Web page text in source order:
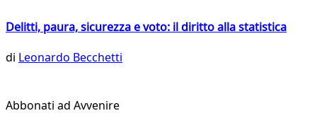
Delitti, paura, sicurezza e voto: il diritto alla statistica
di Leonardo Becchetti
Abbonati ad Avvenire